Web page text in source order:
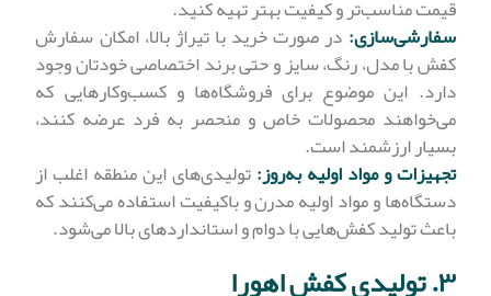
قیمت مناسب‌تر و کیفیت بهتر تهیه کنید.
سفارشی‌سازی: در صورت خرید با تیراژ بالا، امکان سفارش
کفش با مدل، رنگ، سایز و حتی برند اختصاصی خودتان وجود
دارد. این موضوع برای فروشگاه‌ها و کسب‌وکارهایی که
می‌خواهند محصولات خاص و منحصر به فرد عرضه کنند،
بسیار ارزشمند است.
تجهیزات و مواد اولیه به‌روز:تولیدی‌های این منطقه اغلب از
دستگاه‌ها و مواد اولیه مدرن و باکیفیت استفاده می‌کنند که
باعث تولید کفش‌هایی با دوام و استانداردهای بالا می‌شود.
۳. تولیدی کفش اهورا